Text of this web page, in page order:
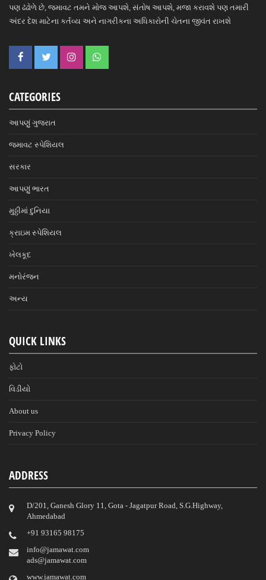
પણ ઢંઢોળે છે, જમાવટ તમને મોજ આપશે, સંતોષ આપશે, મજા કરાવશે પણ તમારી
અંદર દેશ માટેના કર્તવ્ય અને નાગરીકના અધિકારોની ચેતના જીવંત રાખશે
CATEGORIES
આપણું ગુજરાત
જમાવટ સ્પેશિયલ
સરકાર
આપણું ભારત
મુઠ્ઠીમાં દુનિયા
ક્રાઇમ સ્પેશિયલ
ખેલકૂદ
મનોરંજન
અન્ય
QUICK LINKS
ફોટો
વિડીયો
About us
Privacy Policy
ADDRESS
D/201, Ganesh Glory 11, Gota - Jagatpur Road, S.G.Highway,
Ahmedabad
‎+91 93165 98175
info@jamawat.com
ads@jamawat.com
www.jamawat.com